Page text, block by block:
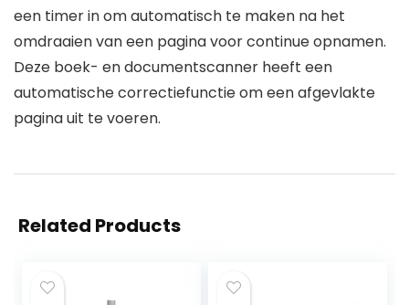
een timer in om automatisch te maken na het
omdraaien van een pagina voor continue opnamen.
Deze boek- en documentscanner heeft een
automatische correctiefunctie om een afgevlakte
pagina uit te voeren.
Related Products